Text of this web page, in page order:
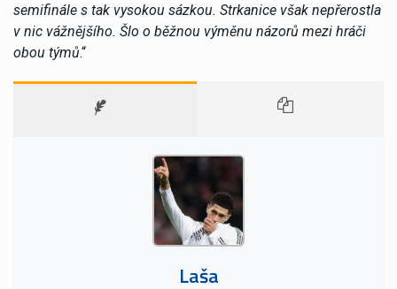
semifinále s tak vysokou sázkou. Strkanice však nepřerostla
v nic vážnějšího. Šlo o běžnou výměnu názorů mezi hráči
obou týmů.“
Laša